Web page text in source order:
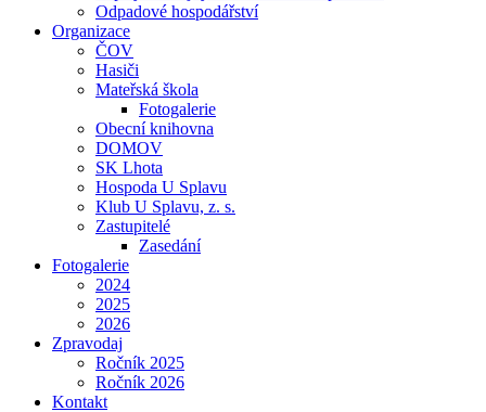
Odpadové hospodářství
Organizace
ČOV
Hasiči
Mateřská škola
Fotogalerie
Obecní knihovna
DOMOV
SK Lhota
Hospoda U Splavu
Klub U Splavu, z. s.
Zastupitelé
Zasedání
Fotogalerie
2024
2025
2026
Zpravodaj
Ročník 2025
Ročník 2026
Kontakt